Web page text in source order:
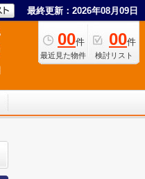
最終更新：2026年08月09日
00件
最近見た物件
00件
検討リスト